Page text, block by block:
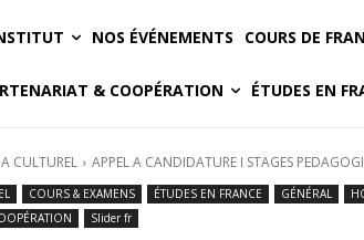
NOS ÉVÉNEMENTS COURS DE
& COOPÉRATION ÉTUDES EN
CULTUREL APPEL A CANDIDATURE ǀ STAGES
COURS & EXAMENS ÉTUDES EN FRANCE GÉNÉRAL
Slider fr